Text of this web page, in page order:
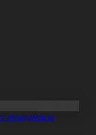
жолдамасы